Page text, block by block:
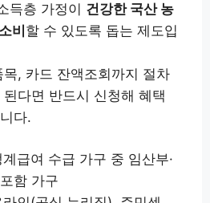
득층 가정이 건강한 국산 농
비 할 수 있도록 돕는 제도입
, 카드 잔액조회까지 절차
다면 반드시 신청해 혜택
다.
급여 수급 가구 중 임산부·
함 가구